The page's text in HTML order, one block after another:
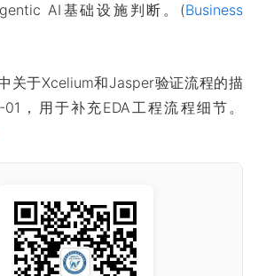
AI基础设施判断。(Business
关于Xcelium和Jasper验证流程的描
，用于补充EDA工程流程细节。